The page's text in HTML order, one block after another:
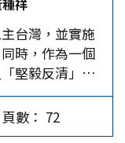
同痛斥清廷
之於人」，
」。…
多元的論點，
義，乃至人與
合修正。從早
轉變為尊重萬
由理性，也珍
性主義經典
女性意識覺
祥
台灣，並實施
時，作為一個
堅毅反清」、
，台灣至少有
井等民間傳
也為他早逝做
頁數： 72